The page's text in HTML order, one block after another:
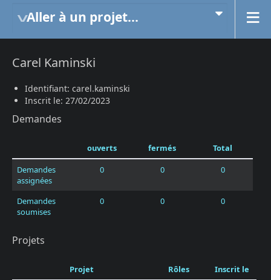
Aller à un projet...
Carel Kaminski
Identifiant: carel.kaminski
Inscrit le: 27/02/2023
Demandes
ouverts fermés
Total
Demandes
assignées
0 0 0
Demandes
soumises
0 0 0
Projets
Projet Rôles
Inscrit le